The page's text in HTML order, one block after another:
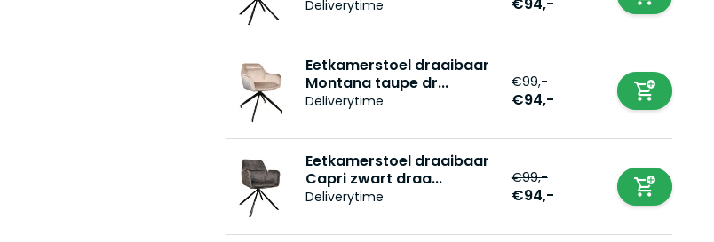
Deliverytime
Eetkamerstoel draaibaar
Montana taupe dr...
Deliverytime
€99,-
€94,-
Eetkamerstoel draaibaar
Capri zwart draa...
Deliverytime
€99,-
€94,-